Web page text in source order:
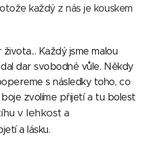
každý z nás je kouskem
Každý jsme malou
dar svobodné vůle. Někdy
s následky toho, co
boje zvolíme přijetí a tu bolest
v lehkost a
a lásku.